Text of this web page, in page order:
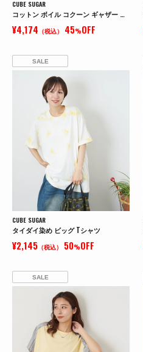
CUBE SUGAR
コットン ボイル コクーン ギャザー パンツ
¥4,174 （税込） 45%OFF
SALE
CUBE SUGAR
タイダイ染め ビッグ Tシャツ
¥2,145 （税込） 50%OFF
SALE